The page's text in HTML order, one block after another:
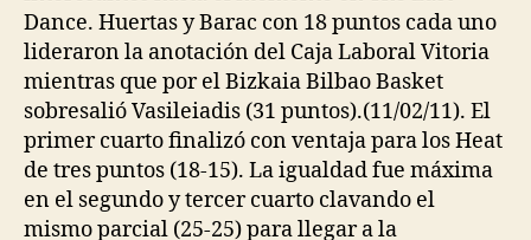
Dance. Huertas y Barac con 18 puntos cada uno
lideraron la anotación del Caja Laboral Vitoria
mientras que por el Bizkaia Bilbao Basket
sobresalió Vasileiadis (31 puntos).(11/02/11). El
primer cuarto finalizó con ventaja para los Heat
de tres puntos (18-15). La igualdad fue máxima
en el segundo y tercer cuarto clavando el
mismo parcial (25-25) para llegar a la